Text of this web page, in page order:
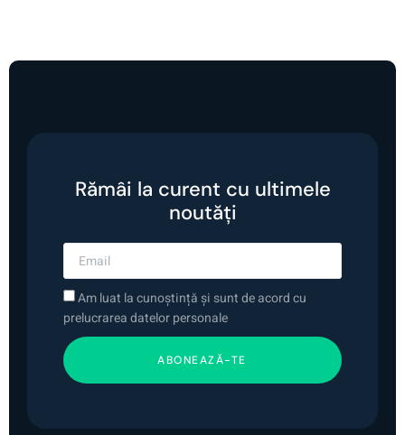
Rămâi la curent cu ultimele
noutăți
Am luat la cunoștință și sunt de acord cu
prelucrarea datelor personale
ABONEAZĂ-TE